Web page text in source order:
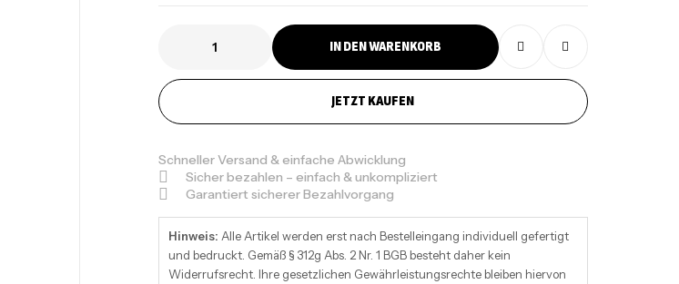
IN DEN WARENKORB
JETZT KAUFEN
Schneller Versand & einfache Abwicklung
Sicher bezahlen – einfach & unkompliziert
Garantiert sicherer Bezahlvorgang
Hinweis: Alle Artikel werden erst nach Bestelleingang individuell gefertigt
und bedruckt. Gemäß § 312g Abs. 2 Nr. 1 BGB besteht daher kein
Widerrufsrecht. Ihre gesetzlichen Gewährleistungsrechte bleiben hiervon